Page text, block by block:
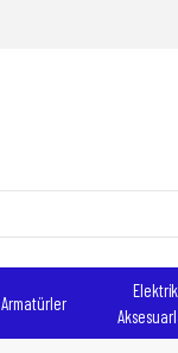
Armatürler
Elektrik